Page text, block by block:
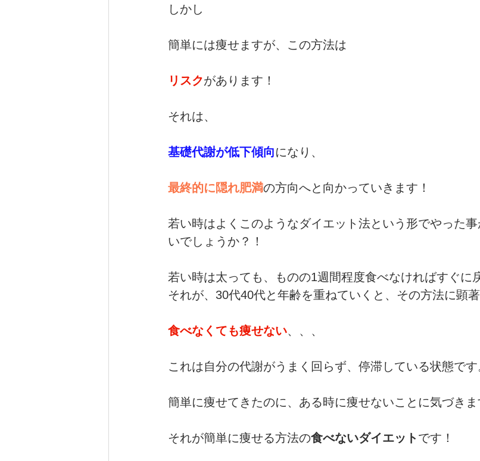
しかし
簡単には痩せますが、この方法は
リスクがあります！
それは、
基礎代謝が低下傾向になり、
最終的に隠れ肥満の方向へと向かっていきます！
若い時はよくこのようなダイエット法という形でやった
いでしょうか？！
若い時は太っても、ものの1週間程度食べなければすぐに
それが、30代40代と年齢を重ねていくと、その方法に顕
食べなくても痩せない、、、
これは自分の代謝がうまく回らず、停滞している状態です
簡単に痩せてきたのに、ある時に痩せないことに気づきま
それが簡単に痩せる方法の食べないダイエット です！